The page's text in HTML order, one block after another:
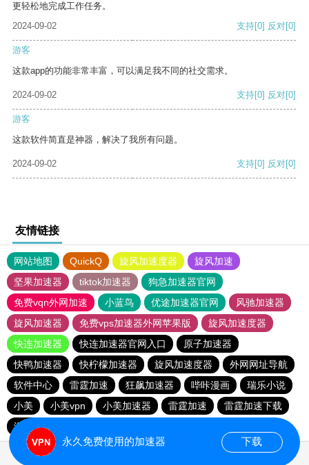
更轻松地完成工作任务。
2024-09-02
支持[0] 反对[0]
游客
这款app的功能非常丰富，可以满足我不同的社交需求。
2024-09-02 支持[0] 反对[0]
游客
这款软件简直是神器，解决了我所有问题。
2024-09-02 支持[0] 反对[0]
友情链接
网站地图 QuickQ 旋风加速度器
旋风加速
坚果加速器
tiktok加速器
狗急加速器官网
免费vqn外网加速
小蓝鸟 优途加速器官网
风驰加速器
旋风加速器
免费vps加速器外网苹果版
旋风加速度器
快连加速器
快连加速器官网入口
原子加速器
快鸭加速器
快柠檬加速器 旋风加速度器
外网网址导航
软件中心
雷霆加速 狂飙加速器 哔咔漫画
瑞乐小说
小美
小美vpn 小美加速器 雷霆加速
雷霆加速下载
海鸥加速度
永久免费使用的加速器 下载